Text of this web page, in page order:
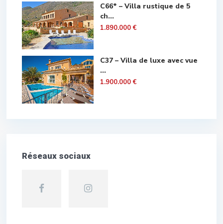
C66* – Villa rustique de 5
ch...
1.890.000 €
C37 – Villa de luxe avec vue
...
1.900.000 €
Réseaux sociaux